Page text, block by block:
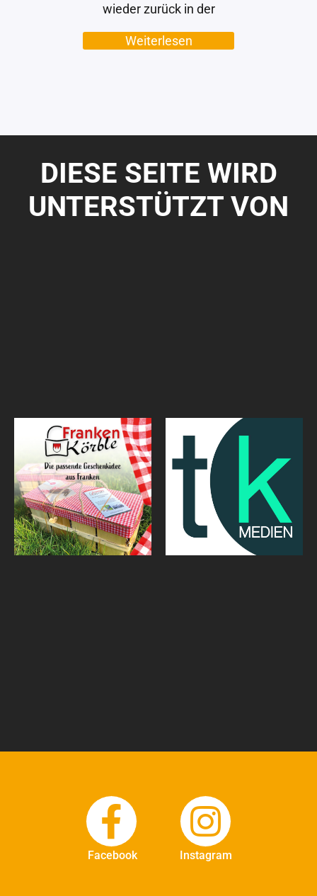
wieder zurück in der
Weiterlesen
DIESE SEITE WIRD
UNTERSTÜTZT VON
Facebook Instagram